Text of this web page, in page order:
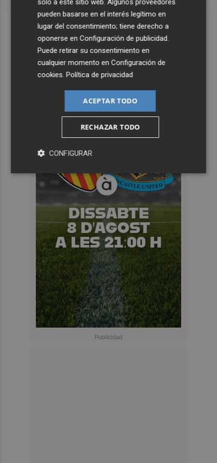
DISCOVER WITH
solo a este sitio web. Algunos proveedores
pueden basarse en el interés legítimo en
lugar del consentimiento; tiene derecho a
oponerse enConfiguración de publicidad.
Puede retirar su consentimiento en
cualquier momento enConfiguración de
cookies.Política de privacidad
ACEPTAR TODO
RECHAZAR TODO
CONFIGURAR